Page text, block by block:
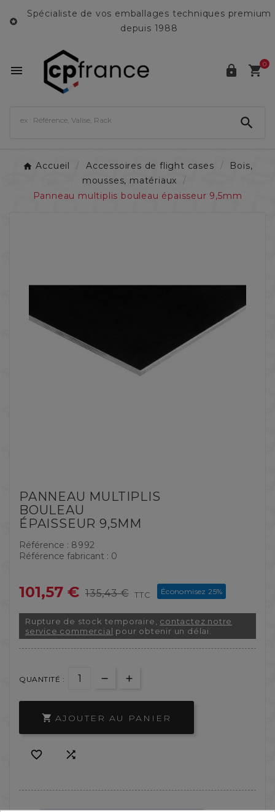

Spécialiste de vos emballages techniques premium
depuis 1988
  0

Accueil Accessoires de flight cases
Bois,
mousses, matériaux
Panneau multiplis bouleau épaisseur 9,5mm
PANNEAU MULTIPLIS
BOULEAU
ÉPAISSEUR 9,5MM
Référence : 8992
Référence fabricant : 0
101,57 € 135,43 € TTC Économisez 25%
Rupture de stock temporaire, contactez notre
service commercial pour obtenir un délai.
QUANTITÉ :
 AJOUTER AU PANIER
 